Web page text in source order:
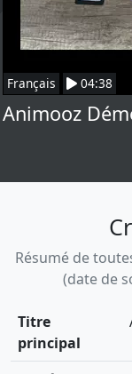
Français 04:38
Animooz
Résumé de
(date de
Titre
principal